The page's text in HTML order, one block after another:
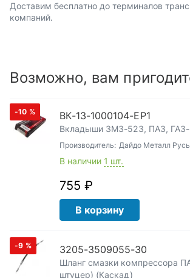
Доставим бесплатно до терминалов
компаний.
Возможно, вам
-10 % ВК-13-1000104-ЕР1
Вкладыши ЗМЗ-523, ПАЗ, ГАЗ-
Производитель: Дайдо Металл Русь
В наличии 1 шт.
755 ₽
В корзину
-9 % 3205-3509055-30
Шланг смазки компрессора
штуцер) (Каскад)